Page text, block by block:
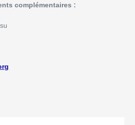
complémentaires :